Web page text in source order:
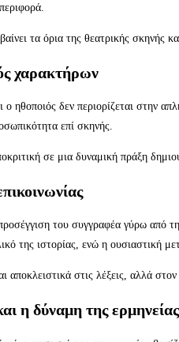
τα όρια της θεατρικής
χαρακτήρων
ηθοποιός δεν περιορίζεται στην
επί σκηνής.
σε μια δυναμική πράξη
του συγγραφέα γύρω από
της ιστορίας, ενώ η ουσιαστική
αποκλειστικά στις λέξεις, αλλά
η δύναμη της ερμηνείας